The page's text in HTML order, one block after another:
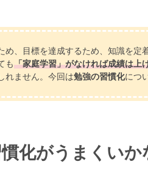
め、目標を達成するため、知識を
も「家庭学習」がなければ成績は上
れません。今回は勉強の習慣化につ
化がうまくいか